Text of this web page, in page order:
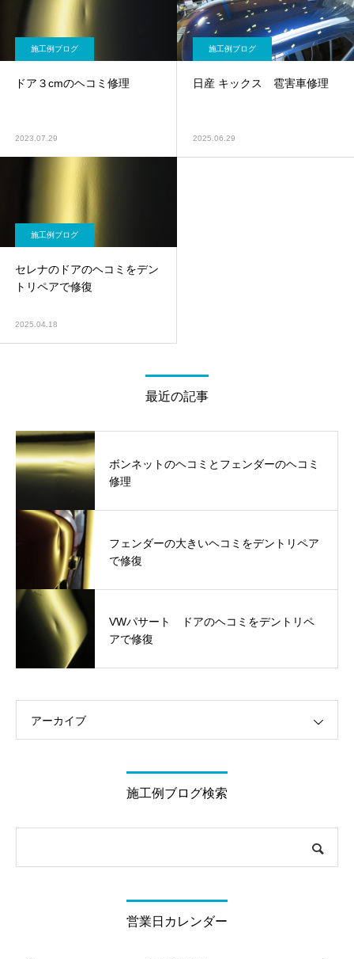
施工例ブログ
ドア３cmのヘコミ修理
2023.07.29
施工例ブログ
日産 キックス 雹害車修理
2025.06.29
施工例ブログ
セレナのドアのヘコミをデン
トリペアで修復
2025.04.18
最近の記事
ボンネットのヘコミとフェンダーのヘコミ
修理
フェンダーの大きいヘコミをデントリペア
で修復
VWパサート ドアのヘコミをデントリペ
アで修復
アーカイブ
施工例ブログ検索
営業日カレンダー